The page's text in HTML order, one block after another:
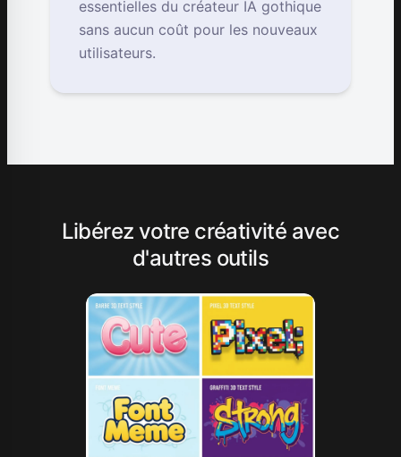
essentielles du créateur IA gothique
sans aucun coût pour les nouveaux
utilisateurs.
Libérez votre créativité avec
d'autres outils